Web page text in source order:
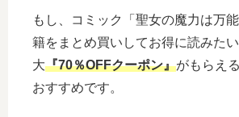
もし、コミック「聖女の魔力は万
籍をまとめ買いしてお得に読みた
大『70％OFFクーポン』がもらえる
おすすめです。